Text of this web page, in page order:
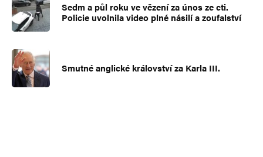
Sedm a půl roku ve vězení za únos ze cti.
Policie uvolnila video plné násilí a zoufalství
Smutné anglické království za Karla III.